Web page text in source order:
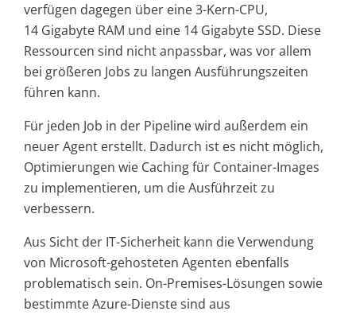
verfügen dagegen über eine 3-Kern-CPU,
14 Gigabyte RAM und eine 14 Gigabyte SSD. Diese
Ressourcen sind nicht anpassbar, was vor allem
bei größeren Jobs zu langen Ausführungszeiten
führen kann.
Für jeden Job in der Pipeline wird außerdem ein
neuer Agent erstellt. Dadurch ist es nicht möglich,
Optimierungen wie Caching für Container-Images
zu implementieren, um die Ausführzeit zu
verbessern.
Aus Sicht der IT-Sicherheit kann die Verwendung
von Microsoft-gehosteten Agenten ebenfalls
problematisch sein. On-Premises-Lösungen sowie
bestimmte Azure-Dienste sind aus